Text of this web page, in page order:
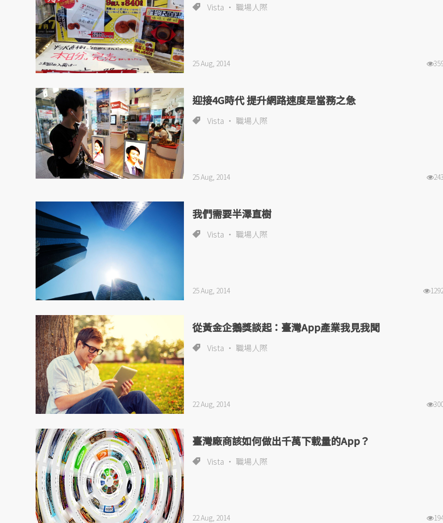
Vista 職場人際
25 Aug, 2014
迎接4G時代 提升網路速度是當務之急
Vista 職場人際
25 Aug, 2014
我們需要半澤直樹
Vista 職場人際
25 Aug, 2014
從黃金企鵝獎談起：臺灣App產業我見我聞
Vista 職場人際
22 Aug, 2014
臺灣廠商該如何做出千萬下載量的App？
Vista 職場人際
22 Aug, 2014